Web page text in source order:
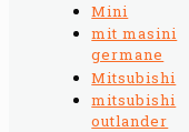
Mini
mit masini
germane
Mitsubishi
mitsubishi
outlander